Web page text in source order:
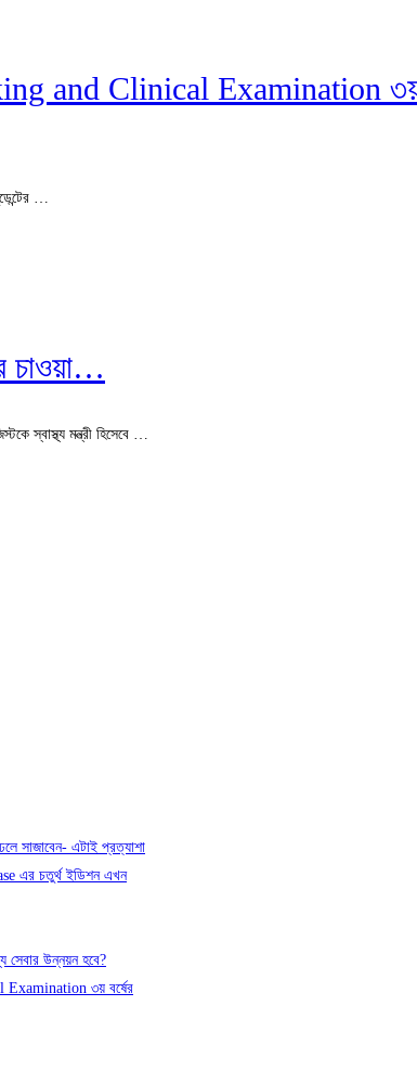
and Clinical Examination ৩য়
…
চাওয়া…
স্বাস্থ্য মন্ত্রী হিসেবে …
সাজাবেন- এটাই প্রত্যাশা
এর চতুর্থ ইডিশন এখন
সেবার উন্নয়ন হবে?
৩য় বর্ষের